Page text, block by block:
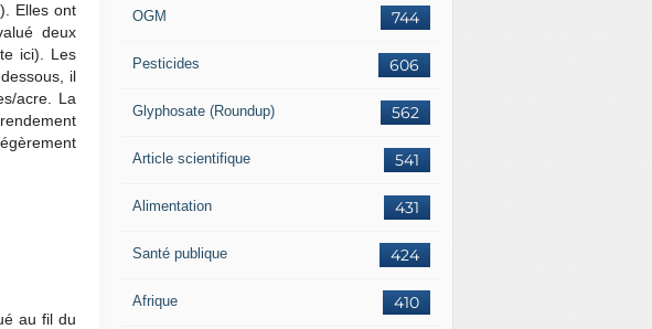
Elles ont
deux
ici). Les
il
acre. La
au fil du
744
OGM
606
Pesticides
562
Glyphosate (Roundup)
541
Article scientifique
431
Alimentation
424
Santé publique
410
Afrique